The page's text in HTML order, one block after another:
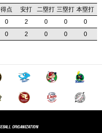
得点 安打 二塁打 三塁打 本塁打
0 2 0 0
0
0 2 0 0 0
得点 安打 二塁打 三塁打 本塁打
0 2 0 0
0
0 2 0 0 0
得点 安打 二塁打 三塁打 本塁打
0 2 0 0
0
0 2 0 0 0
得点 安打 二塁打 三塁打 本塁打
0 2 0 0
0
0 2 0 0 0